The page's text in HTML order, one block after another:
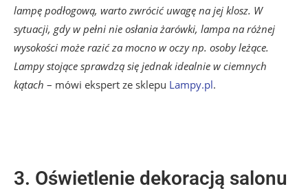
lampę podłogową, warto zwrócić uwagę na jej klosz. W
sytuacji, gdy w pełni nie osłania żarówki, lampa na różnej
wysokości może razić za mocno w oczy np. osoby leżące.
Lampy stojące sprawdzą się jednak idealnie w ciemnych
kątach – mówi ekspert ze sklepu Lampy.pl.
3. Oświetlenie dekoracją salonu